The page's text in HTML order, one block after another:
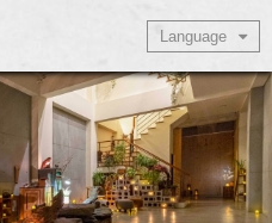
Language
Select Language